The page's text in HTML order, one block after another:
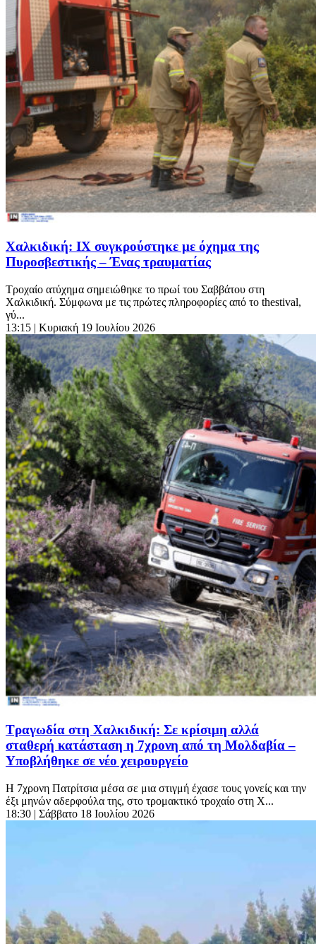
Χαλκιδική: ΙΧ συγκρούστηκε με όχημα της
Πυροσβεστικής – Ένας τραυματίας
Τροχαίο ατύχημα σημειώθηκε το πρωί του Σαββάτου στη
Χαλκιδική. Σύμφωνα με τις πρώτες πληροφορίες από το thestival,
γύ...
13:15 | Κυριακή 19 Ιουλίου 2026
Τραγωδία στη Χαλκιδική: Σε κρίσιμη αλλά
σταθερή κατάσταση η 7χρονη από τη Μολδαβία –
Υποβλήθηκε σε νέο χειρουργείο
Η 7χρονη Πατρίτσια μέσα σε μια στιγμή έχασε τους γονείς και την
έξι μηνών αδερφούλα της, στο τρομακτικό τροχαίο στη Χ...
18:30 | Σάββατο 18 Ιουλίου 2026